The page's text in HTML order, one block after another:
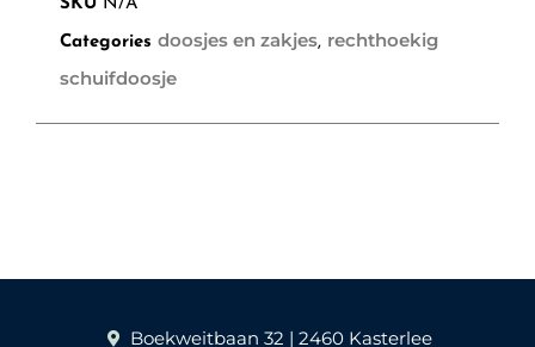
SKU N/A
Categories doosjes en zakjes, rechthoekig
schuifdoosje
Boekweitbaan 32 | 2460 Kasterlee